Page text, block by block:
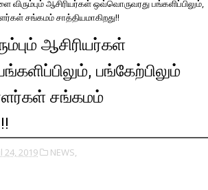
விரும்பும் ஆசிரியர்கள் ஒவ்வொருவரது பங்களிப்பிலும்,
சங்கமம் சாத்தியமாகிறது!!
ஆசிரியர்கள்
பங்கேற்பிலும்
சங்கமம்
24, 2019 NEWS,